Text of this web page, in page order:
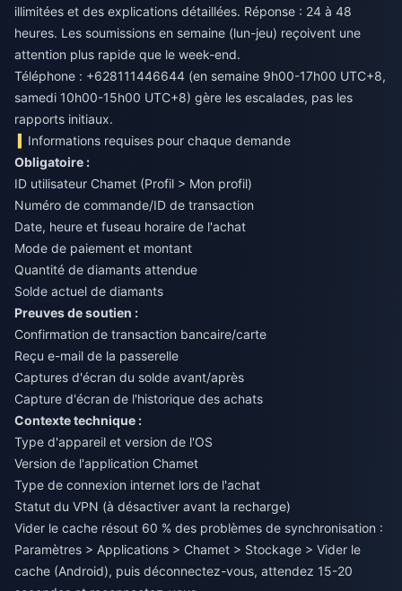
illimitées et des explications détaillées. Réponse : 24 à 48
heures. Les soumissions en semaine (lun-jeu) reçoivent une
attention plus rapide que le week-end.
Téléphone : +628111446644 (en semaine 9h00-17h00 UTC+8,
samedi 10h00-15h00 UTC+8) gère les escalades, pas les
rapports initiaux.
Informations requises pour chaque demande
Obligatoire :
ID utilisateur Chamet (Profil > Mon profil)
Numéro de commande/ID de transaction
Date, heure et fuseau horaire de l'achat
Mode de paiement et montant
Quantité de diamants attendue
Solde actuel de diamants
Preuves de soutien :
Confirmation de transaction bancaire/carte
Reçu e-mail de la passerelle
Captures d'écran du solde avant/après
Capture d'écran de l'historique des achats
Contexte technique :
Type d'appareil et version de l'OS
Version de l'application Chamet
Type de connexion internet lors de l'achat
Statut du VPN (à désactiver avant la recharge)
Vider le cache résout 60 % des problèmes de synchronisation :
Paramètres > Applications > Chamet > Stockage > Vider le
cache (Android), puis déconnectez-vous, attendez 15-20